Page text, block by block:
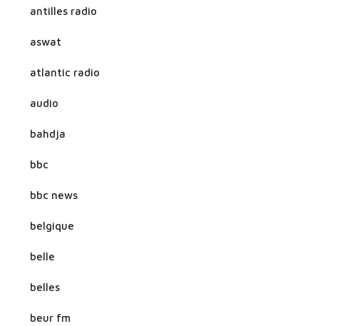
antilles radio
aswat
atlantic radio
audio
bahdja
bbc
bbc news
belgique
belle
belles
beur fm